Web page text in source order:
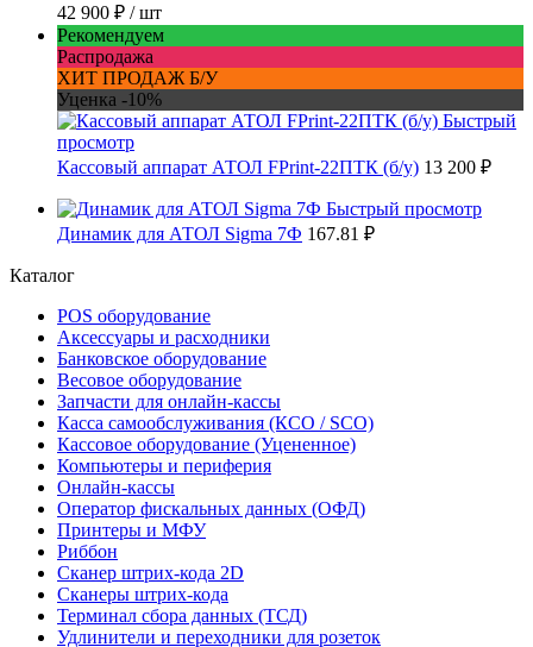
42 900 ₽ / шт
Рекомендуем
Распродажа
ХИТ ПРОДАЖ Б/У
Уценка -10%
Быстрый
просмотр
Кассовый аппарат АТОЛ FPrint-22ПТК (б/у) 13 200 ₽
Быстрый просмотр
Динамик для АТОЛ Sigma 7Ф 167.81 ₽
Каталог
POS оборудование
Аксессуары и расходники
Банковское оборудование
Весовое оборудование
Запчасти для онлайн-кассы
Касса самообслуживания (КСО / SCO)
Кассовое оборудование (Уцененное)
Компьютеры и периферия
Онлайн-кассы
Оператор фискальных данных (ОФД)
Принтеры и МФУ
Риббон
Сканер штрих-кода 2D
Сканеры штрих-кода
Терминал сбора данных (ТСД)
Удлинители и переходники для розеток